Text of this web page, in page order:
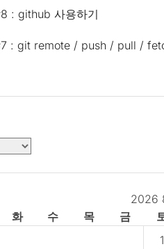
: github 사용하기
: git remote / push / pull /
2026
화 수 목 금
1